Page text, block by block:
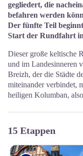
gegliedert, die
befahren werden
Der fünfte Teil
Start der Rundfahrt
Dieser große keltische
und im Landesinneren
Breizh, der die Städte
miteinander verbindet,
heiligen Kolumban,
15 Etappen